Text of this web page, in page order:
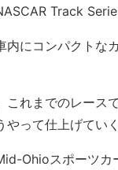
Track
内にコンパクトな
これまでのレース
やって仕上げてい
Ohioスポーツカ